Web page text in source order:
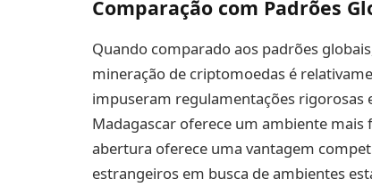
Comparação com Padrões
Quando comparado aos padrões
mineração de criptomoedas é
impuseram regulamentações rigorosas
Madagascar oferece um ambiente mais
abertura oferece uma vantagem
estrangeiros em busca de ambientes